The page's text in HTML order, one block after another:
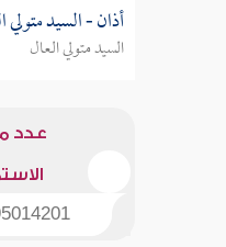
أذان - السيد متولي
السيد متولي العال
عدد